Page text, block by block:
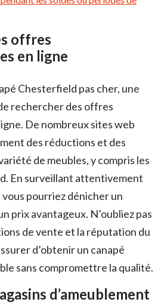
offres
en ligne
Chesterfield pas cher, une
rechercher des offres
De nombreux sites web
des réductions et des
de meubles, y compris les
En surveillant attentivement
pourriez dénicher un
prix avantageux. N’oubliez pas
de vente et la réputation du
d’obtenir un canapé
sans compromettre la qualité.
d’ameublement